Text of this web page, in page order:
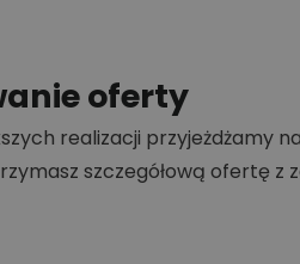
oferty
realizacji przyjeżdżamy
szczegółową ofertę